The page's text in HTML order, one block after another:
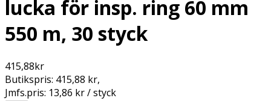
lucka för insp. ring 60 mm
550 m, 30 styck
415,88kr
Butikspris: 415,88 kr,
Jmfs.pris: 13,86 kr / styck